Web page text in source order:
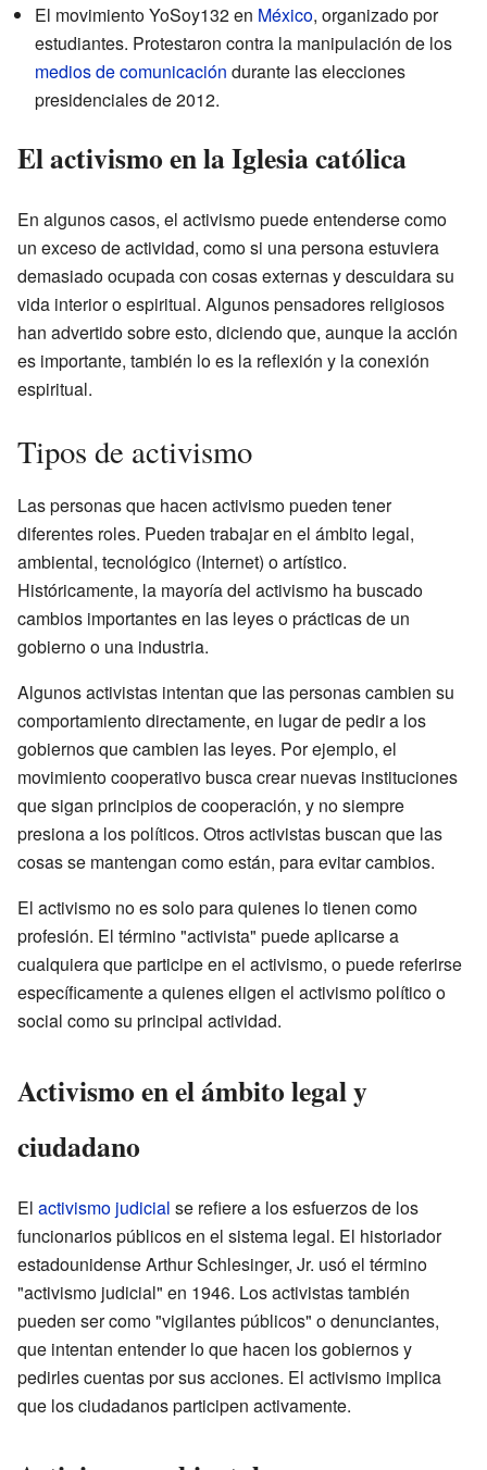
El movimiento YoSoy132 en México, organizado por
estudiantes. Protestaron contra la manipulación de los
medios de comunicación durante las elecciones
presidenciales de 2012.
El activismo en la Iglesia católica
En algunos casos, el activismo puede entenderse como
un exceso de actividad, como si una persona estuviera
demasiado ocupada con cosas externas y descuidara su
vida interior o espiritual. Algunos pensadores religiosos
han advertido sobre esto, diciendo que, aunque la acción
es importante, también lo es la reflexión y la conexión
espiritual.
Tipos de activismo
Las personas que hacen activismo pueden tener
diferentes roles. Pueden trabajar en el ámbito legal,
ambiental, tecnológico (Internet) o artístico.
Históricamente, la mayoría del activismo ha buscado
cambios importantes en las leyes o prácticas de un
gobierno o una industria.
Algunos activistas intentan que las personas cambien su
comportamiento directamente, en lugar de pedir a los
gobiernos que cambien las leyes. Por ejemplo, el
movimiento cooperativo busca crear nuevas instituciones
que sigan principios de cooperación, y no siempre
presiona a los políticos. Otros activistas buscan que las
cosas se mantengan como están, para evitar cambios.
El activismo no es solo para quienes lo tienen como
profesión. El término "activista" puede aplicarse a
cualquiera que participe en el activismo, o puede referirse
específicamente a quienes eligen el activismo político o
social como su principal actividad.
Activismo en el ámbito legal y
ciudadano
El activismo judicial se refiere a los esfuerzos de los
funcionarios públicos en el sistema legal. El historiador
estadounidense Arthur Schlesinger, Jr. usó el término
"activismo judicial" en 1946. Los activistas también
pueden ser como "vigilantes públicos" o denunciantes,
que intentan entender lo que hacen los gobiernos y
pedirles cuentas por sus acciones. El activismo implica
que los ciudadanos participen activamente.